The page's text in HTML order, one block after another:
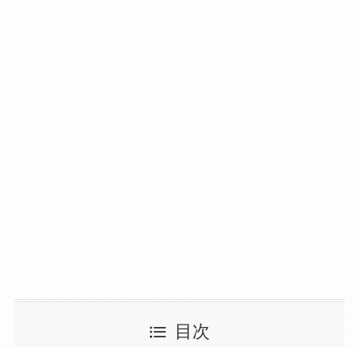
目次